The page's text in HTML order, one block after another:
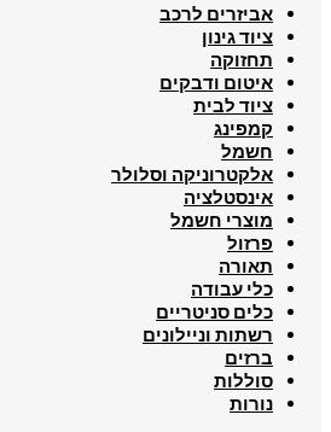
אביזרים לרכב
ציוד גינון
תחזוקה
איטום ודבקים
ציוד לבית
קמפינג
חשמל
אלקטרוניקה וסלולר
אינסטלציה
מוצרי חשמל
פרזול
תאורה
כלי עבודה
כלים סניטריים
רשתות וניילונים
ברזים
סוללות
נורות